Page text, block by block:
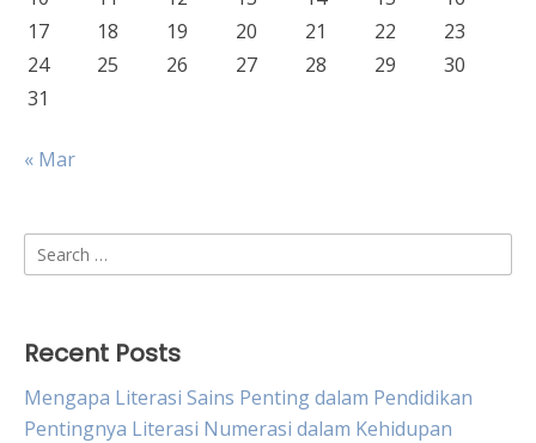
17
18 19 20 21 22
23
24
25 26 27 28 29
30
31
« Mar
Search
for:
Recent Posts
Mengapa Literasi Sains Penting dalam Pendidikan
Pentingnya Literasi Numerasi dalam Kehidupan